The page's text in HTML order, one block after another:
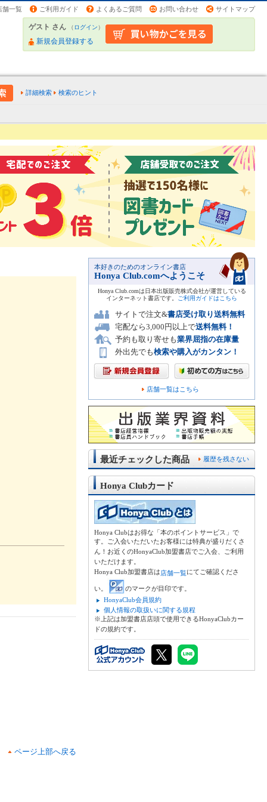
舗一覧 ご利用ガイド よくあるご質問 お問い合わせ サイトマップ
ゲスト さん （ログイン）
新規会員登録する
詳細検索 検索のヒント
ページ上部へ戻る
本好きのためのオンライン書店
Honya Club.comへようこそ
Honya Club.comは日本出版販売株式会社が運営している
インターネット書店です。
ご利用ガイドはこちら
サイトで注文&書店受け取り送料無料
宅配なら3,000円以上で送料無料！
予約も取り寄せも業界屈指の在庫量
外出先でも検索や購入がカンタン！
店舗一覧はこちら
履歴を残さない
最近チェックした商品
Honya Clubカード
Honya Clubはお得な「本のポイントサービス」で
す。ご入会いただいたお客様には特典が盛りだくさ
ん！お近くのHonyaClub加盟書店でご入会、ご利用
いただけます。
Honya Club加盟書店は店舗一覧にてご確認くださ
い。
のマークが目印です。
HonyaClub会員規約
個人情報の取扱いに関する規程
※上記は加盟書店店頭で使用できるHonyaClubカー
ドの規約です。